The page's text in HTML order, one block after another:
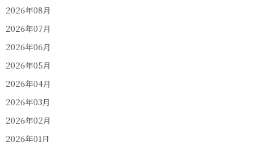
2026年08月
2026年07月
2026年06月
2026年05月
2026年04月
2026年03月
2026年02月
2026年01月